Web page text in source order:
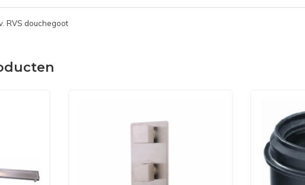
RVS douchegoot